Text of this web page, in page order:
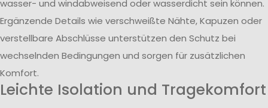
wasser- und windabweisend oder wasserdicht sein können.
Ergänzende Details wie verschweißte Nähte, Kapuzen oder
verstellbare Abschlüsse unterstützen den Schutz bei
wechselnden Bedingungen und sorgen für zusätzlichen
Komfort.
Leichte Isolation und Tragekomfort